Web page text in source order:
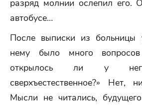
разряд молнии ослепил его.
автобусе…
После выписки из больницы
нему было много
открылось ли у
сверхъестественное?»
Мысли не читались,